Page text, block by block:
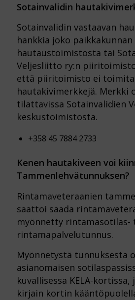
Sotainvalidin
Sotainvalidin vastaavan
hankkia joko paikkakunnan
hautaustoimistosta tai
Veljesliitto ry:n
että piiritoimisto ei
hautakivimerkkejä. Merkki
tilattavissa Sotainvalidien
keskustoimistosta.
+358 45 7884 2733
Kenen hautakiveen voi
Tammenlehvätunnuksen?
Rintamaveteraanien
saattoi saada
myönnetty rintamasotilas-
rintamapalvelutunnus.
Myönnetystä tunnuksesta
asianomaisen
kuvallisessa KELA-kortissa,
kirjain kortin